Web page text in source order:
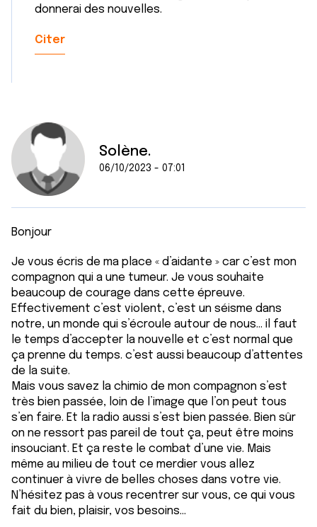
donnerai des nouvelles.
Citer
Solène.
06/10/2023 - 07:01
Bonjour
Je vous écris de ma place « d’aidante » car c’est mon
compagnon qui a une tumeur. Je vous souhaite
beaucoup de courage dans cette épreuve.
Effectivement c’est violent, c’est un séisme dans
notre, un monde qui s’écroule autour de nous… il faut
le temps d’accepter la nouvelle et c’est normal que
ça prenne du temps. c’est aussi beaucoup d’attentes
de la suite.
Mais vous savez la chimio de mon compagnon s’est
très bien passée, loin de l’image que l’on peut tous
s’en faire. Et la radio aussi s’est bien passée. Bien sûr
on ne ressort pas pareil de tout ça, peut être moins
insouciant. Et ça reste le combat d’une vie. Mais
même au milieu de tout ce merdier vous allez
continuer à vivre de belles choses dans votre vie.
N’hésitez pas à vous recentrer sur vous, ce qui vous
fait du bien, plaisir, vos besoins…